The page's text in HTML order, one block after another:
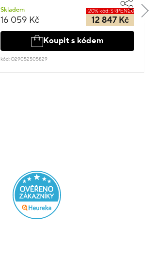
Skladem
16 059 Kč
-20% kód: SRPEN20
12 847 Kč
Koupit s kódem
kód: O29052505829